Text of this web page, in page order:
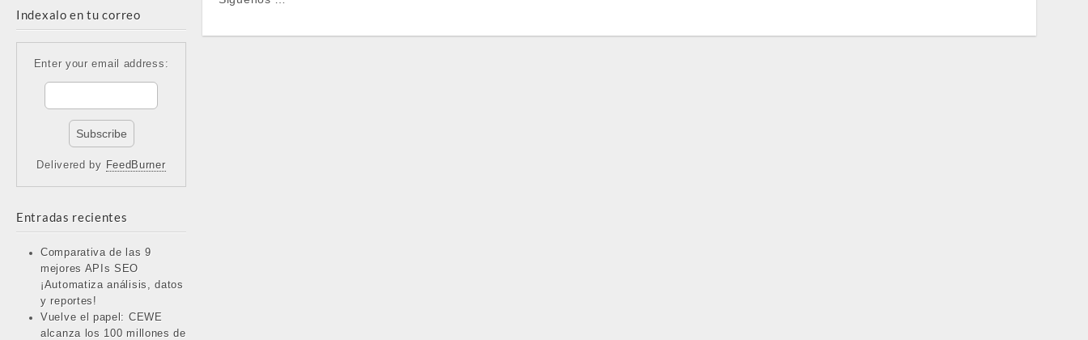
Indexalo en tu correo
Enter your email address:
Delivered by FeedBurner
Entradas recientes
Comparativa de las 9
mejores APIs SEO
¡Automatiza análisis, datos
y reportes!
Vuelve el papel: CEWE
alcanza los 100 millones de